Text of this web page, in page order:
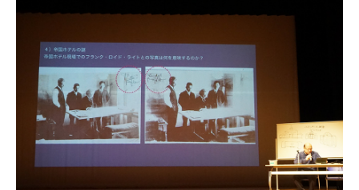
5. 遠隔授業リンク集
6. 寄付・ご支援